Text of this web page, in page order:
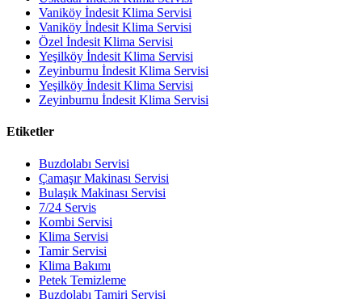
Vaniköy İndesit Klima Servisi
Vaniköy İndesit Klima Servisi
Özel İndesit Klima Servisi
Yeşilköy İndesit Klima Servisi
Zeyinburnu İndesit Klima Servisi
Yeşilköy İndesit Klima Servisi
Zeyinburnu İndesit Klima Servisi
Etiketler
Buzdolabı Servisi
Çamaşır Makinası Servisi
Bulaşık Makinası Servisi
7/24 Servis
Kombi Servisi
Klima Servisi
Tamir Servisi
Klima Bakımı
Petek Temizleme
Buzdolabı Tamiri Servisi